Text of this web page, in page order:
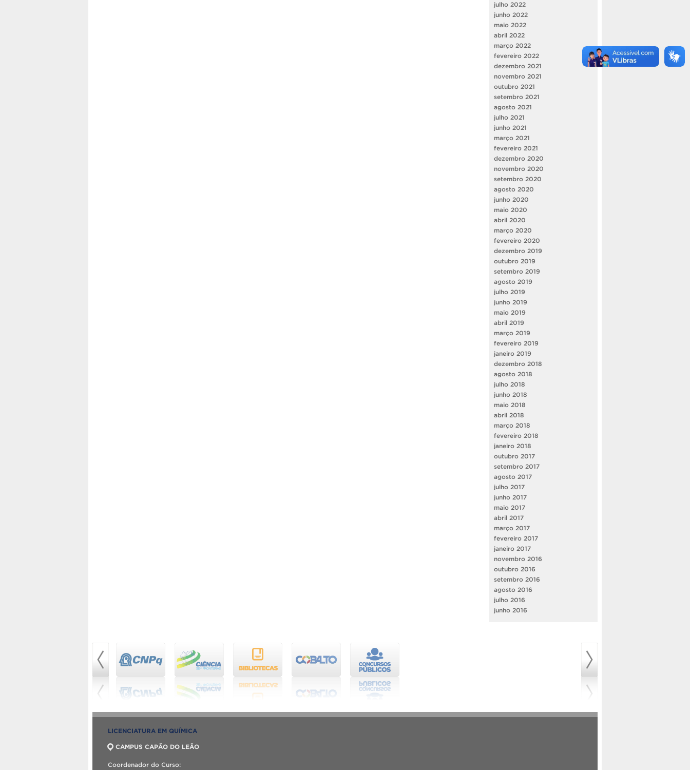
julho 2022
junho 2022
maio 2022
abril 2022
março 2022
fevereiro 2022
dezembro 2021
novembro 2021
outubro 2021
setembro 2021
agosto 2021
julho 2021
junho 2021
março 2021
fevereiro 2021
dezembro 2020
novembro 2020
setembro 2020
agosto 2020
junho 2020
maio 2020
abril 2020
março 2020
fevereiro 2020
dezembro 2019
outubro 2019
setembro 2019
agosto 2019
julho 2019
junho 2019
maio 2019
abril 2019
março 2019
fevereiro 2019
janeiro 2019
dezembro 2018
agosto 2018
julho 2018
junho 2018
maio 2018
abril 2018
março 2018
fevereiro 2018
janeiro 2018
outubro 2017
setembro 2017
agosto 2017
julho 2017
junho 2017
maio 2017
abril 2017
março 2017
fevereiro 2017
janeiro 2017
novembro 2016
outubro 2016
setembro 2016
agosto 2016
julho 2016
junho 2016
LICENCIATURA EM QUÍMICA
CAMPUS CAPÃO DO LEÃO
Coordenador do Curso: